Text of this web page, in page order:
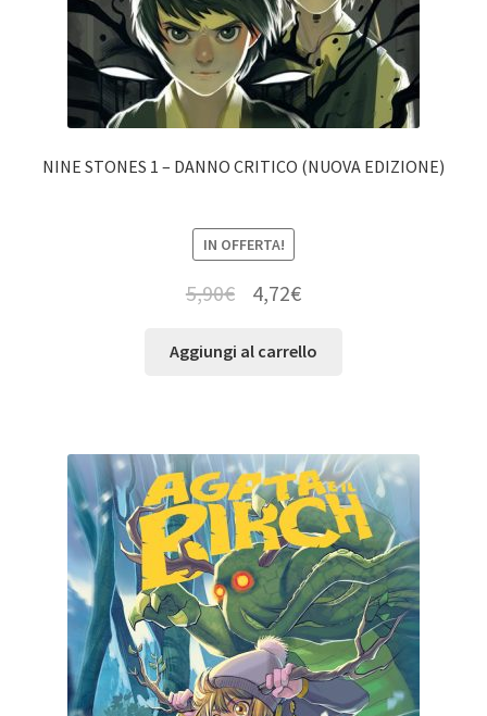
NINE STONES 1 – DANNO CRITICO (NUOVA EDIZIONE)
IN OFFERTA!
5,90€ 4,72€
Aggiungi al carrello